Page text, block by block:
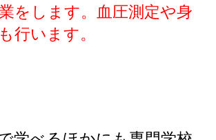
をします。血圧測定や身
行います。